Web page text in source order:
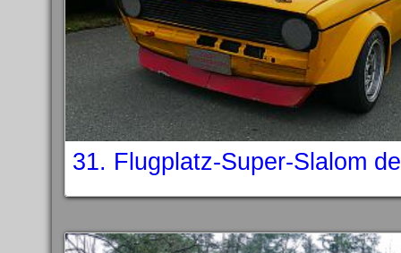
31. Flugplatz-Super-Slalom